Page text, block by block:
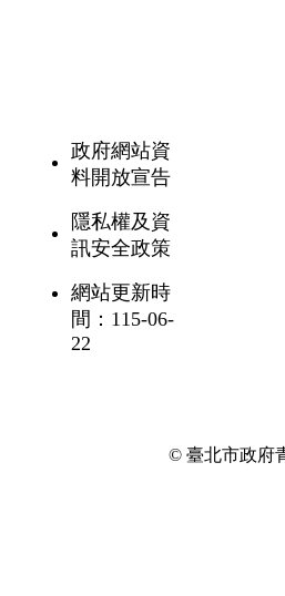
政府網站資
料開放宣告
隱私權及資
訊安全政策
網站更新時
間：115-06-
22
© 臺北市政府